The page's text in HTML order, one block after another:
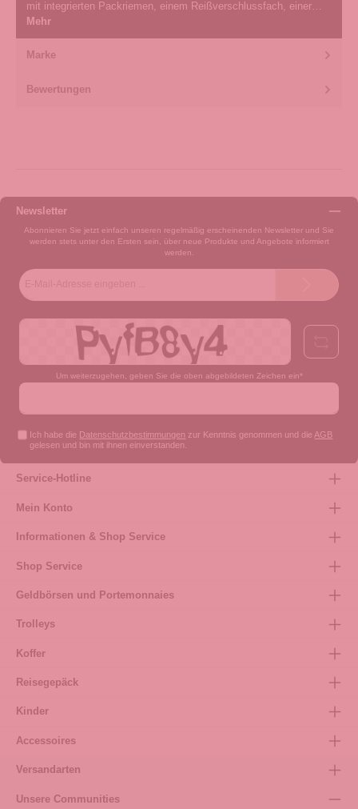
mit integrierten Packriemen, einem Reißverschlussfach, einer…
Mehr
Marke
Bewertungen
Newsletter
Abonnieren Sie jetzt einfach unseren regelmäßig erscheinenden Newsletter und Sie
werden stets unter den Ersten sein, über neue Produkte und Angebote informiert
werden.
Um weiterzugehen, geben Sie die oben abgebildeten Zeichen ein*
Ich habe die Datenschutzbestimmungen zur Kenntnis genommen und die AGB
gelesen und bin mit ihnen einverstanden.
Service-Hotline
Mein Konto
Informationen & Shop Service
Shop Service
Geldbörsen und Portemonnaies
Trolleys
Koffer
Reisegepäck
Kinder
Accessoires
Versandarten
Unsere Communities